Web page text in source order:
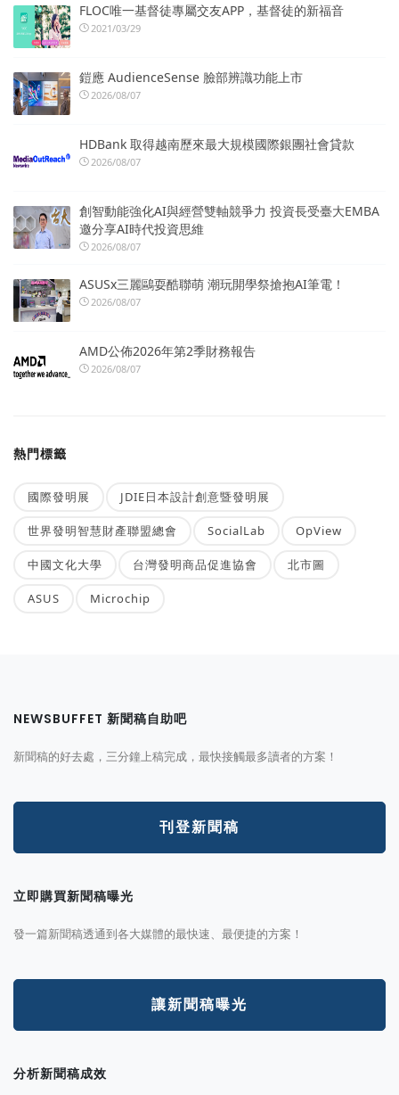
FLOC唯一基督徒專屬交友APP，基督徒的新福音
2021/03/29
鎧應 AudienceSense 臉部辨識功能上市
2026/08/07
HDBank 取得越南歷來最大規模國際銀團社會貸款
2026/08/07
創智動能強化AI與經營雙軸競爭力 投資長受臺大EMBA
邀分享AI時代投資思維
2026/08/07
ASUSx三麗鷗耍酷聯萌 潮玩開學祭搶抱AI筆電！
2026/08/07
AMD公佈2026年第2季財務報告
2026/08/07
熱門標籤
國際發明展 JDIE日本設計創意暨發明展
世界發明智慧財產聯盟總會 SocialLab OpView
中國文化大學 台灣發明商品促進協會 北市圖
ASUS Microchip
NEWSBUFFET 新聞稿自助吧
新聞稿的好去處，三分鐘上稿完成，最快接觸最多讀者的方案！
刊登新聞稿
立即購買新聞稿曝光
發一篇新聞稿透通到各大媒體的最快速、最便捷的方案！
讓新聞稿曝光
分析新聞稿成效